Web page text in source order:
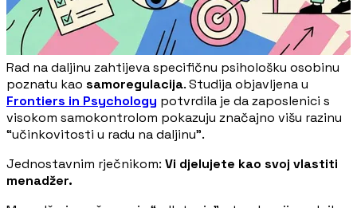
Rad na daljinu zahtijeva specifičnu psihološku osobinu
poznatu kao samoregulacija. Studija objavljena u
Frontiers in Psychology potvrdila je da zaposlenici s
visokom samokontrolom pokazuju značajno višu razinu
“učinkovitosti u radu na daljinu”.
Jednostavnim rječnikom: Vi djelujete kao svoj vlastiti
menadžer.